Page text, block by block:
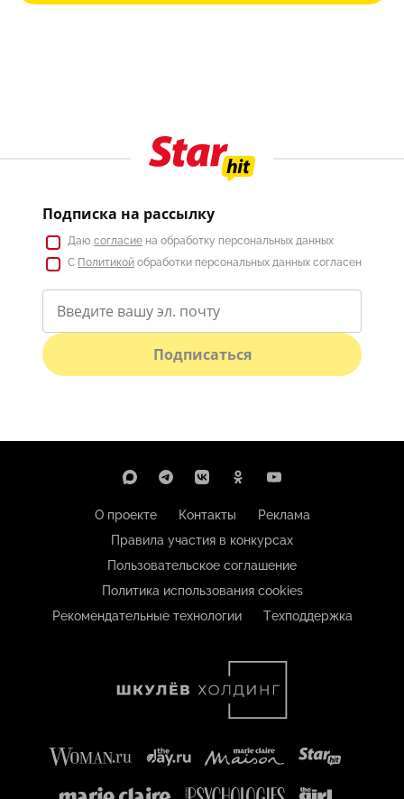
Подписка на рассылку
Даю согласие на обработку персональных данных
С Политикой обработки персональных данных согласен
Подписаться
О проекте Контакты
Реклама
Правила участия в конкурсах
Пользовательское соглашение
Политика использования cookies
Рекомендательные технологии
Техподдержка